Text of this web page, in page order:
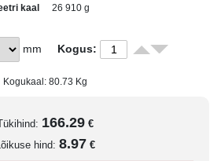
kaal
26 910 g
mm Kogus:
Kogukaal: 80.73 Kg
166.29 €
hind: 8.97 €